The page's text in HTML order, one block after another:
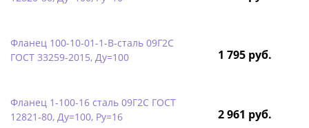
Фланец 100-10-01-1-B-сталь 09Г2С
ГОСТ 33259-2015, Ду=100
1 795 руб.
Фланец 1-100-16 сталь 09Г2С ГОСТ
12821-80, Ду=100, Ру=16
2 961 руб.